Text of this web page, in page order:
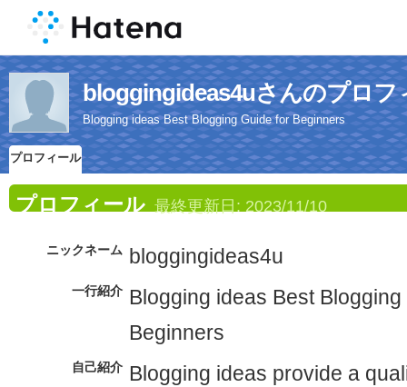
bloggingideas4uさんのプロフ
Blogging ideas Best Blogging Guide for Beginners
プロフィール
プロフィール 最終更新日: 2023/11/10
ニックネーム bloggingideas4u
一行紹介 Blogging ideas Best
Beginners
自己紹介 Blogging ideas provide a